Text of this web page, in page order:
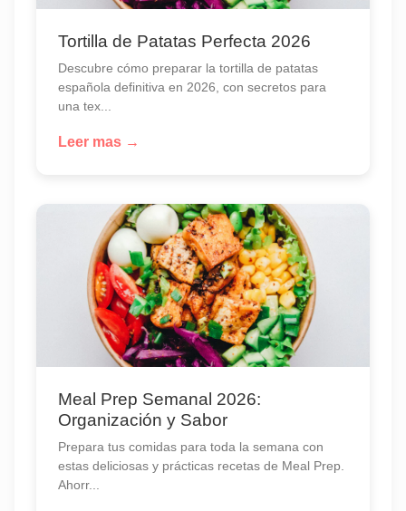
Tortilla de Patatas Perfecta 2026
Descubre cómo preparar la tortilla de patatas
española definitiva en 2026, con secretos para
una tex...
Leer mas →
Meal Prep Semanal 2026:
Organización y Sabor
Prepara tus comidas para toda la semana con
estas deliciosas y prácticas recetas de Meal Prep.
Ahorr...